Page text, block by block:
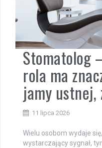
Stomatolog
rola ma
jamy ustnej,
11 lipca 2026
Wielu osobom wydaje
wystarczający sygnał,